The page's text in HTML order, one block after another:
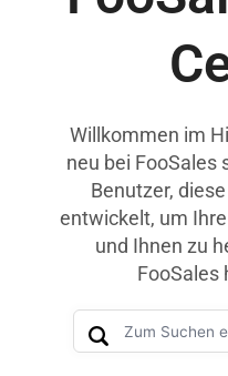
Willkommen im
neu bei FooSales
Benutzer,
entwickelt, um
und Ihnen zu
FooSales